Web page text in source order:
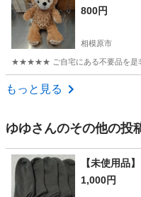
800円
相模原市
★★★★★ ご自宅にある不要品を是非
神奈川 相模原市
もっと見る
ゆゆさんのその他の投
【未使用品
1,000円